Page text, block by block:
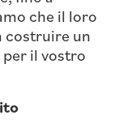
che il loro
costruire un
il vostro